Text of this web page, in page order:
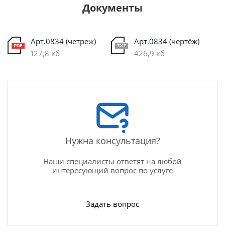
Документы
Арт.0834 (четреж)
127,8 кб
Арт.0834 (чертёж)
426,9 кб
Нужна консультация?
Наши специалисты ответят на любой
интересующий вопрос по услуге
Задать вопрос